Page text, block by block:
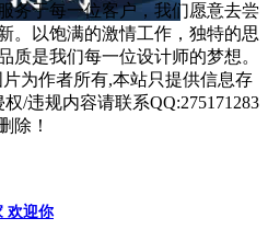
务于每一位客户，我们愿意去尝
。以饱满的激情工作，独特的思
质是我们每一位设计师的梦想。
片为作者所有,本站只提供信息存
/违规内容请联系QQ:275171283
除！
欢迎你